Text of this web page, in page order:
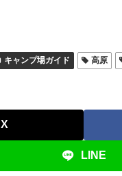
キャンプ場ガイド 高原
X
LINE